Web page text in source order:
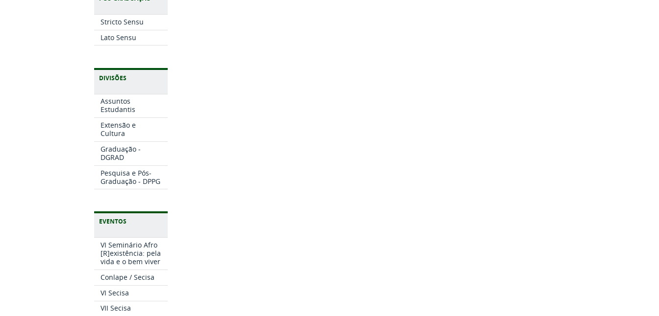
Stricto Sensu
Lato Sensu
DIVISÕES
Assuntos
Estudantis
Extensão e
Cultura
Graduação -
DGRAD
Pesquisa e Pós-
Graduação - DPPG
EVENTOS
VI Seminário Afro
[R]existência: pela
vida e o bem viver
Conlape / Secisa
VI Secisa
VII Secisa